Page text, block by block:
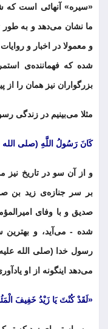
«سیره» آنهائی است که
ما نشان می‌دهد و به طور
و معمولا در اخبار و
شده که فهماننده‌ی
بزرگواران نیز همان را از
مثلا می‌بینیم در زندگی
کَانَ رَسُولُ اللَّهِ (صلی الله
و از آن سو در تاریخ نیز
بر سر جنازه‌ی زید بن
صدیق و با وفای
شده - می‌آید، و
رسول خدا (صلی الله علیه
می‌دهد اینگونه از او
«لَقَدْ کُنْتَ یَا زَیْدُ خَفِیفَ